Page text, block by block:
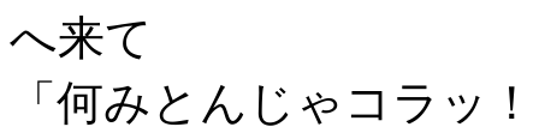
へ来て
「何みとんじゃコラッ